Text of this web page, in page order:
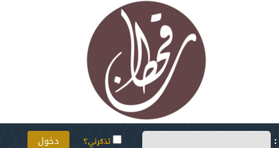
: تذكرني؟